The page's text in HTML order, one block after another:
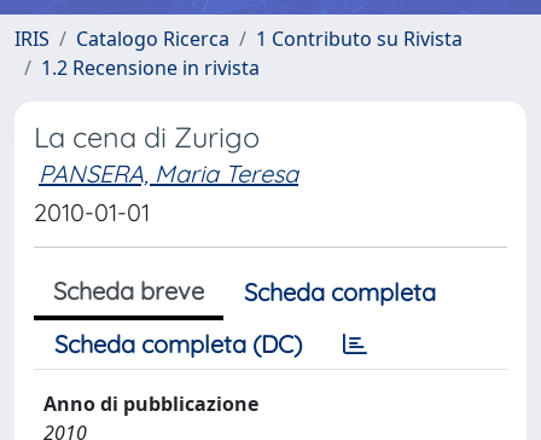
IRIS Catalogo Ricerca
1 Contributo su Rivista
1.2 Recensione in rivista
La cena di Zurigo
PANSERA, Maria Teresa
2010-01-01
Scheda breve
Scheda completa
Scheda completa (DC)
Anno di pubblicazione
2010